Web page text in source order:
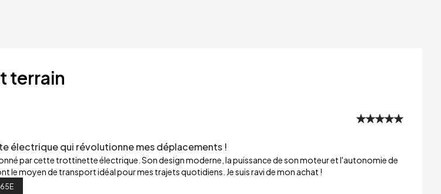
terrain
électrique qui révolutionne mes déplacements !
par cette trottinette électrique. Son design moderne, la puissance de son moteur et l'autonomie de
le moyen de transport idéal pour mes trajets quotidiens. Je suis ravi de mon achat !